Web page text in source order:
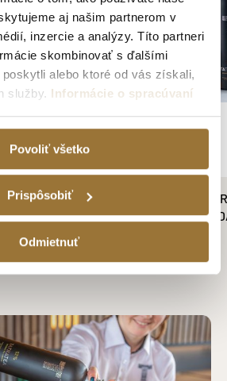
aj našim partnerom v
inzercie a analýzy. Títo partneri
skombinovať s ďalšími
alebo ktoré od vás získali,
služby. Informácie o spracúvaní
Povoliť všetko
Prispôsobiť
Odmietnuť
RACING
TATRATEA 52 %
DEGUSTAČNÁ